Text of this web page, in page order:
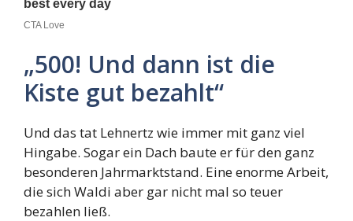
„500! Und dann ist die
Kiste gut bezahlt“
Und das tat Lehnertz wie immer mit ganz viel
Hingabe. Sogar ein Dach baute er für den ganz
besonderen Jahrmarktstand. Eine enorme Arbeit,
die sich Waldi aber gar nicht mal so teuer
bezahlen ließ.